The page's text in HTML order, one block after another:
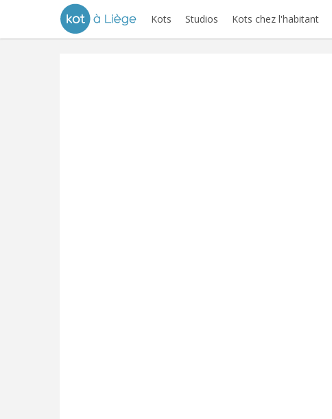
Kots Studios Kots chez l'habitant